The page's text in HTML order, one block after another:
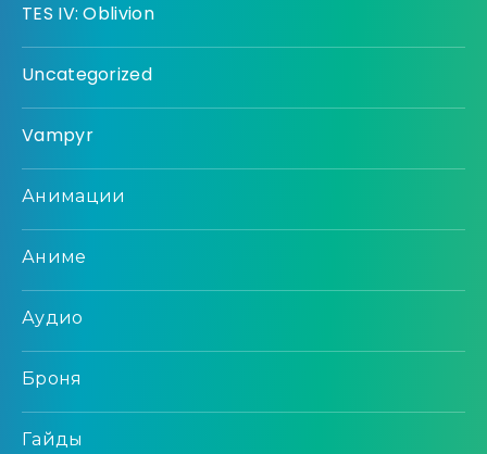
TES IV: Oblivion
Uncategorized
Vampyr
Анимации
Аниме
Аудио
Броня
Гайды